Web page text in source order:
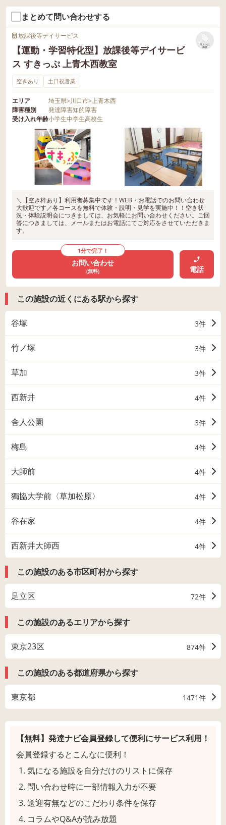
まとめて問い合わせする
放課後等デイサービス
【運動・学習特化型】放課後等デイサービ
ス すきっぷ 上青木西教室
リストに
保存
空きあり 土日祝営業
エリア 埼玉県>川口市>上青木西
障害種別
発達障害知的障害
受け入れ年齢小学生中学生高校生
＼【空き枠あり】利用者募集中です！WEB・お電話でのお問い合わせ
大歓迎です／各コースを無料で体験・説明・見学を実施中！！空き状
況・体験説明会につきましては、お気軽にお問い合わせください。ご回
答につきましては、メールまたはお電話にてご対応をさせていただきま
す。
1分で完了！
お問い合わせ
(無料) 電話
この施設の近くにある駅から探す
谷塚 3件
竹ノ塚 3件
草加 3件
西新井 4件
舎人公園 3件
梅島 4件
大師前 4件
獨協大学前〈草加松原〉 4件
谷在家 4件
西新井大師西 4件
この施設のある市区町村から探す
足立区 72件
この施設のあるエリアから探す
東京23区 874件
この施設のある都道府県から探す
東京都 1471件
【無料】発達ナビ会員登録して便利にサービス利用！
会員登録するとこんなに便利！
気になる施設を自分だけのリストに保存
問い合わせ時に一部情報入力が不要
送迎有無などのこだわり条件を保存
コラムやQ&Aが読み放題